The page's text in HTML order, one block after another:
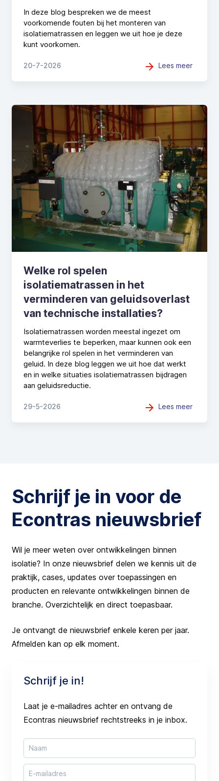
In deze blog bespreken we de meest
voorkomende fouten bij het monteren van
isolatiematrassen en leggen we uit hoe je deze
kunt voorkomen.
20-7-2026 Lees meer
Welke rol spelen
isolatiematrassen in het
verminderen van geluidsoverlast
van technische installaties?
Isolatiematrassen worden meestal ingezet om
warmteverlies te beperken, maar kunnen ook een
belangrijke rol spelen in het verminderen van
geluid. In deze blog leggen we uit hoe dat werkt
en in welke situaties isolatiematrassen bijdragen
aan geluidsreductie.
29-5-2026 Lees meer
Schrijf je in voor de
Econtras nieuwsbrief
Wil je meer weten over ontwikkelingen binnen
isolatie? In onze nieuwsbrief delen we kennis uit de
praktijk, cases, updates over toepassingen en
producten en relevante ontwikkelingen binnen de
branche. Overzichtelijk en direct toepasbaar.
Je ontvangt de nieuwsbrief enkele keren per jaar.
Afmelden kan op elk moment.
Schrijf je in!
Laat je e-mailadres achter en ontvang de
Econtras nieuwsbrief rechtstreeks in je inbox.